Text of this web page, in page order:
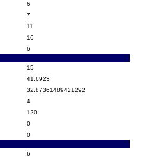
6
7
11
16
6
15
41.6923
32.87361489421292
4
120
0
0
6